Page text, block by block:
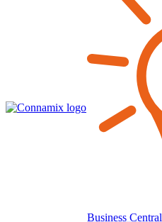
Business Central